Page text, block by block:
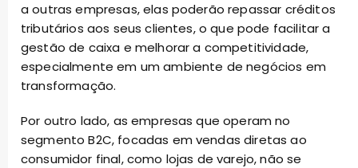
a outras empresas, elas poderão repassar créditos
tributários aos seus clientes, o que pode facilitar a
gestão de caixa e melhorar a competitividade,
especialmente em um ambiente de negócios em
transformação.
Por outro lado, as empresas que operam no
segmento B2C, focadas em vendas diretas ao
consumidor final, como lojas de varejo, não se